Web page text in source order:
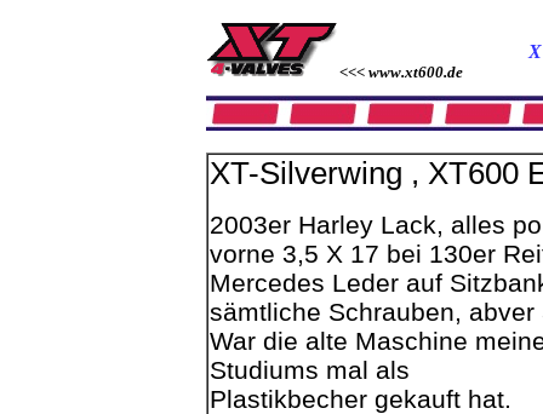
<<< www.xt600.de
XT-Silverwing , XT600
2003er Harley Lack, alles
vorne 3,5 X 17 bei 130er
Mercedes Leder auf
sämtliche Schrauben,
War die alte Maschine
Studiums mal als
Plastikbecher gekauft hat.